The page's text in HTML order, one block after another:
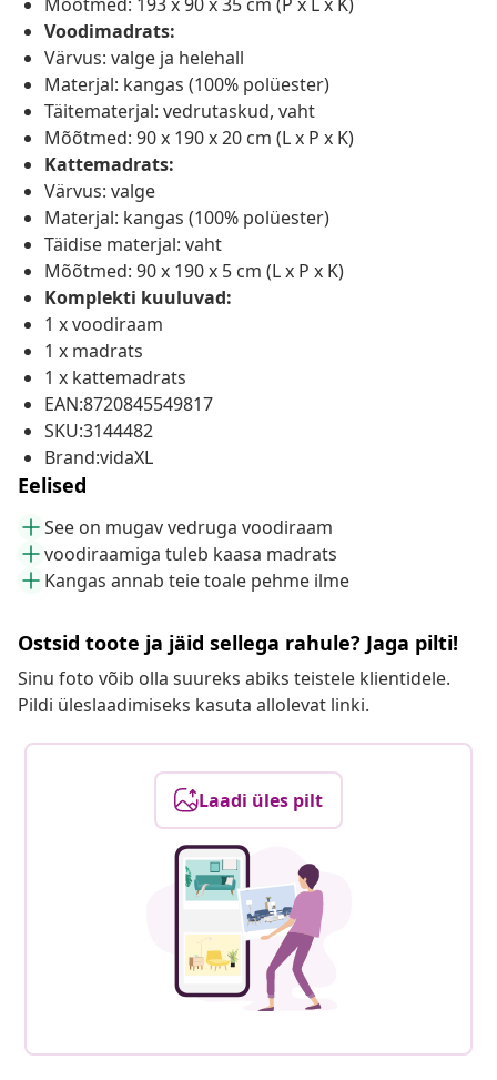
Voodimadrats:
Värvus: valge ja helehall
Materjal: kangas (100% polüester)
Täitematerjal: vedrutaskud, vaht
Mõõtmed: 90 x 190 x 20 cm (L x P x K)
Kattemadrats:
Värvus: valge
Materjal: kangas (100% polüester)
Täidise materjal: vaht
Mõõtmed: 90 x 190 x 5 cm (L x P x K)
Komplekti kuuluvad:
1 x voodiraam
1 x madrats
1 x kattemadrats
EAN:8720845549817
SKU:3144482
Brand:vidaXL
Eelised
See on mugav vedruga voodiraam
voodiraamiga tuleb kaasa madrats
Kangas annab teie toale pehme ilme
Ostsid toote ja jäid sellega rahule? Jaga pilti!
Sinu foto võib olla suureks abiks teistele klientidele.
Pildi üleslaadimiseks kasuta allolevat linki.
Laadi üles pilt